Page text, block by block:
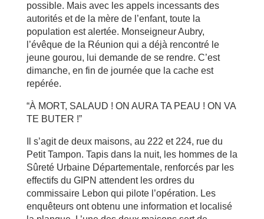
possible. Mais avec les appels incessants des
autorités et de la mère de l’enfant, toute la
population est alertée. Monseigneur Aubry,
l’évêque de la Réunion qui a déjà rencontré le
jeune gourou, lui demande de se rendre. C’est
dimanche, en fin de journée que la cache est
repérée.
“À MORT, SALAUD ! ON AURA TA PEAU ! ON VA
TE BUTER !”
Il s’agit de deux maisons, au 222 et 224, rue du
Petit Tampon. Tapis dans la nuit, les hommes de la
Sûreté Urbaine Départementale, renforcés par les
effectifs du GIPN attendent les ordres du
commissaire Lebon qui pilote l’opération. Les
enquêteurs ont obtenu une information et localisé